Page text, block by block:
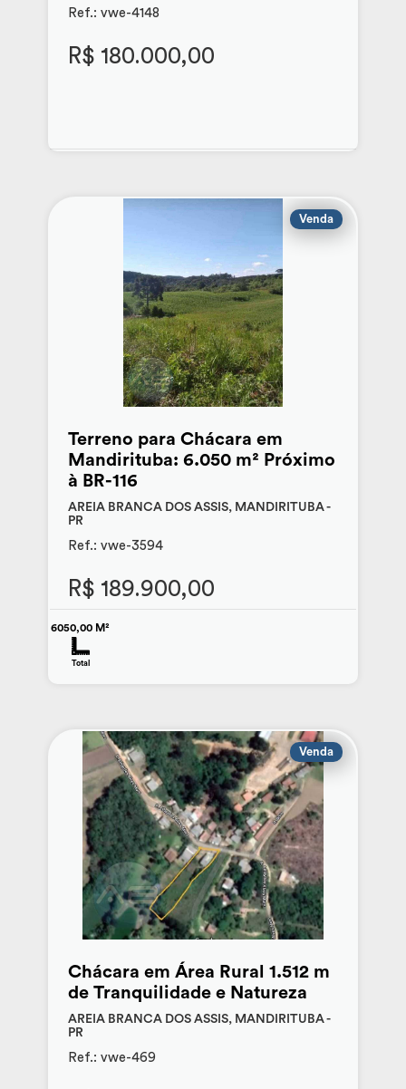
Ref.: vwe-4148
R$ 180.000,00
Venda
Terreno para Chácara em
Mandirituba: 6.050 m² Próximo
à BR-116
AREIA BRANCA DOS ASSIS, MANDIRITUBA -
PR
Ref.: vwe-3594
R$ 189.900,00
6050,00 M²
Total
Venda
Chácara em Área Rural 1.512 m
de Tranquilidade e Natureza
AREIA BRANCA DOS ASSIS, MANDIRITUBA -
PR
Ref.: vwe-469